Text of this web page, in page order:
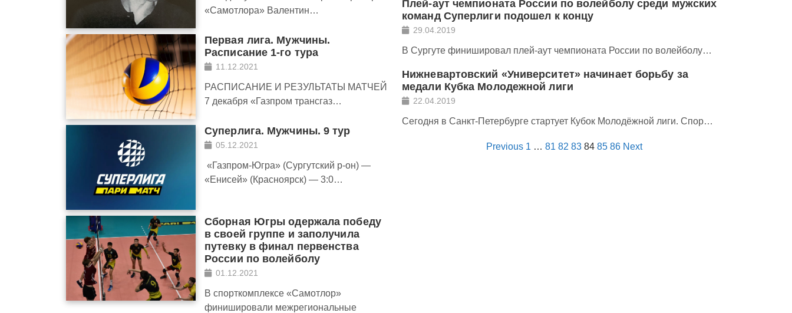
«Самотлора» Валентин…
Первая лига. Мужчины.
Расписание 1-го тура
11.12.2021
РАСПИСАНИЕ И РЕЗУЛЬТАТЫ МАТЧЕЙ
7 декабря «Газпром трансгаз…
Суперлига. Мужчины. 9 тур
05.12.2021
«Газпром-Югра» (Сургутский р-он) —
«Енисей» (Красноярск) — 3:0…
Сборная Югры одержала победу
в своей группе и заполучила
путевку в финал первенства
России по волейболу
01.12.2021
В спорткомплексе «Самотлор»
финишировали межрегиональные
Плей-аут чемпионата России по волейболу среди мужских
команд Суперлиги подошел к концу
29.04.2019
В Сургуте финишировал плей-аут чемпионата России по волейболу…
Нижневартовский «Университет» начинает борьбу за
медали Кубка Молодежной лиги
22.04.2019
Сегодня в Санкт-Петербурге стартует Кубок Молодёжной лиги. Спор…
Previous 1 … 81 82 83 84 85 86 Next